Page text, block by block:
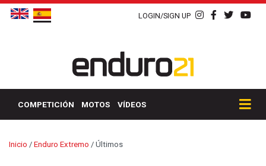
LOGIN/SIGN UP
COMPETICIÓN MOTOS VÍDEOS
Inicio / Enduro Extremo / Últimos